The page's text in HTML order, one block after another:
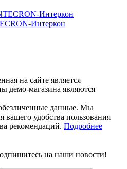
Интеркон
на сайте является
демо-магазина являются
данные. Мы
вашего удобства пользования
рекомендаций. Подробнее
на наши новости!